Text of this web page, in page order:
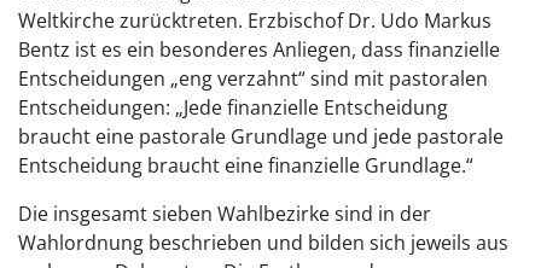
Weltkirche zurücktreten. Erzbischof Dr. Udo Markus
Bentz ist es ein besonderes Anliegen, dass finanzielle
Entscheidungen „eng verzahnt“ sind mit pastoralen
Entscheidungen: „Jede finanzielle Entscheidung
braucht eine pastorale Grundlage und jede pastorale
Entscheidung braucht eine finanzielle Grundlage.“
Die insgesamt sieben Wahlbezirke sind in der
Wahlordnung beschrieben und bilden sich jeweils aus